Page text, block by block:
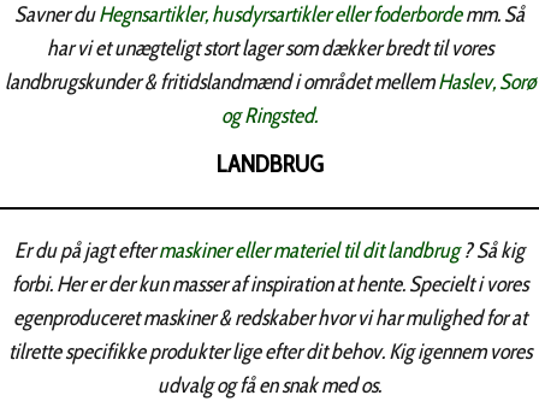
Savner duHegnsartikler, husdyrsartikler eller foderbordemm. Så
har vi et unægteligt stort lager som dækker bredt til vores
landbrugskunder & fritidslandmænd i området mellemHaslev, Sorø
og Ringsted.
LANDBRUG
Er du på jagt eftermaskiner eller materiel til dit landbrug? Så kig
forbi. Her er der kun masser af inspiration at hente. Specielt i vores
egenproduceret maskiner & redskaber hvor vi har mulighed for at
tilrette specifikke produkter lige efter dit behov. Kig igennem vores
udvalg og få en snak med os.